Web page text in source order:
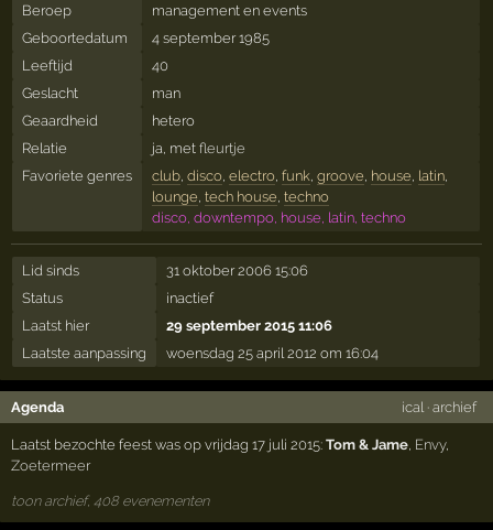
Beroep
management en events
Geboortedatum
4 september 1985
Leeftijd
40
Geslacht
man
Geaardheid
hetero
Relatie
ja, met fleurtje
Favoriete genres
club, disco, electro, funk, groove house latin,
lounge tech house techno
disco, downtempo, house, latin, techno
Lid sinds
31 oktober 2006 15:06
Status
inactief
Laatst hier
29 september 2015 11:06
Laatste aanpassing
woensdag 25 april 2012 om 16:04
Agenda ical· archief
Laatst bezochte feest was op vrijdag 17 juli 2015:Tom & Jame, Envy,
Zoetermeer
toon archief, 408 evenementen